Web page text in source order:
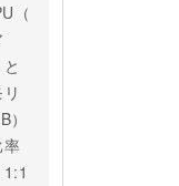
（
）
率